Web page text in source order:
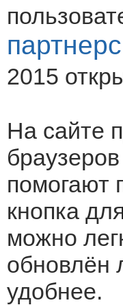
2015
На сайте
помогают
кнопка
можно
обновлён
удобнее.